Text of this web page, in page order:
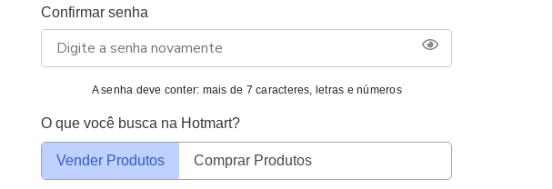
Confirmar senha
A senha deve conter: mais de 7 caracteres, letras e números
O que você busca na Hotmart?
Vender Produtos Comprar Produtos